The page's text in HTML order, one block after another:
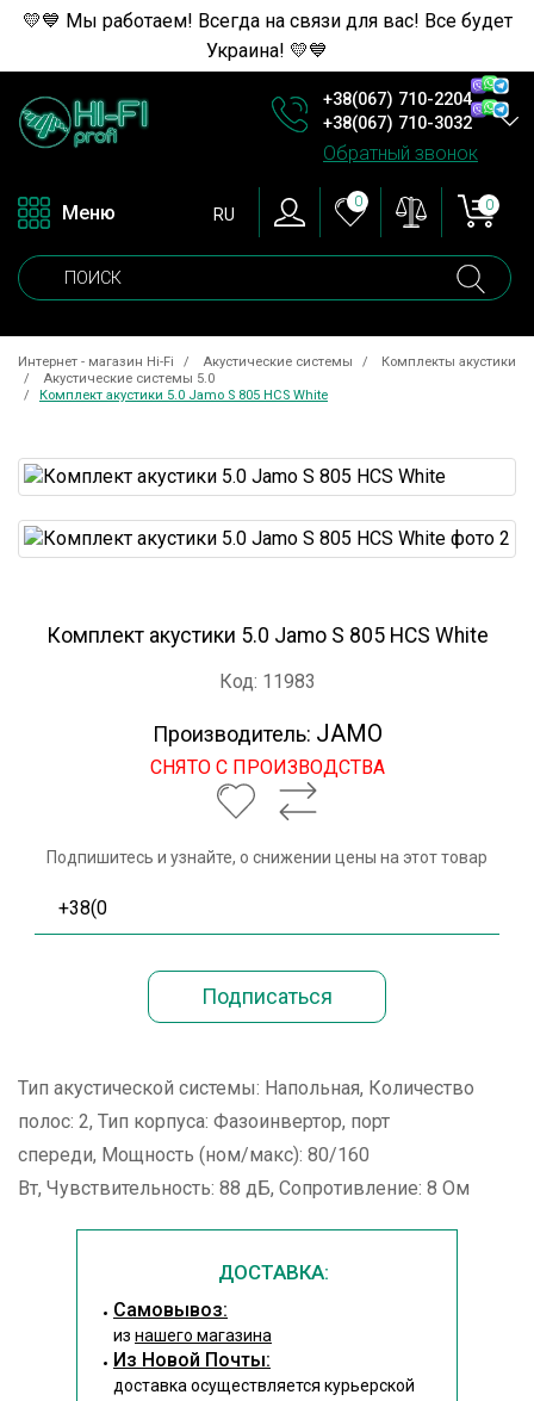
💛💙 Мы работаем! Всегда на связи для вас! Все будет
Украина! 💛💙
+38(067) 710-2204
+38(067) 710-3032
Обратный звонок
Меню RU
0 0
Интернет - магазин Hi-Fi Акустические системы
Комплекты акустики
Акустические системы 5.0
Комплект акустики 5.0 Jamo S 805 HCS White
Комплект акустики 5.0 Jamo S 805 HCS White
Код: 11983
Производитель: JAMO
СНЯТО С ПРОИЗВОДСТВА
Подпишитесь и узнайте, о снижении цены на этот товар
Тип акустической системы: Напольная, Количество
полос: 2, Тип корпуса: Фазоинвертор, порт
спереди, Мощность (ном/макс): 80/160
Вт, Чувствительность: 88 дБ, Сопротивление: 8 Ом
ДОСТАВКА:
Cамовывоз:
из нашего магазина
Из Новой Почты:
доставка осуществляется курьерской